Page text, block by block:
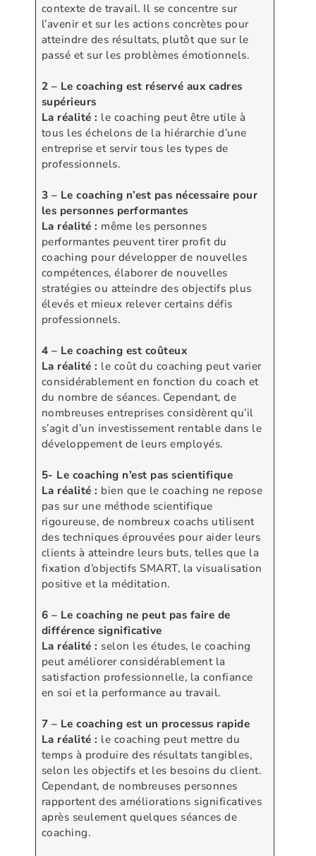
contexte de travail. Il se concentre sur
l’avenir et sur les actions concrètes pour
atteindre des résultats, plutôt que sur le
passé et sur les problèmes émotionnels.
2 – Le coaching est réservé aux cadres
supérieurs
La réalité : le coaching peut être utile à
tous les échelons de la hiérarchie d’une
entreprise et servir tous les types de
professionnels.
3 – Le coaching n’est pas nécessaire pour
les personnes performantes
La réalité : même les personnes
performantes peuvent tirer profit du
coaching pour développer de nouvelles
compétences, élaborer de nouvelles
stratégies ou atteindre des objectifs plus
élevés et mieux relever certains défis
professionnels.
4 – Le coaching est coûteux
La réalité : le coût du coaching peut varier
considérablement en fonction du coach et
du nombre de séances. Cependant, de
nombreuses entreprises considèrent qu’il
s’agit d’un investissement rentable dans le
développement de leurs employés.
5- Le coaching n’est pas scientifique
La réalité : bien que le coaching ne repose
pas sur une méthode scientifique
rigoureuse, de nombreux coachs utilisent
des techniques éprouvées pour aider leurs
clients à atteindre leurs buts, telles que la
fixation d’objectifs SMART, la visualisation
positive et la méditation.
6 – Le coaching ne peut pas faire de
différence significative
La réalité : selon les études, le coaching
peut améliorer considérablement la
satisfaction professionnelle, la confiance
en soi et la performance au travail.
7 – Le coaching est un processus rapide
La réalité : le coaching peut mettre du
temps à produire des résultats tangibles,
selon les objectifs et les besoins du client.
Cependant, de nombreuses personnes
rapportent des améliorations significatives
après seulement quelques séances de
coaching.